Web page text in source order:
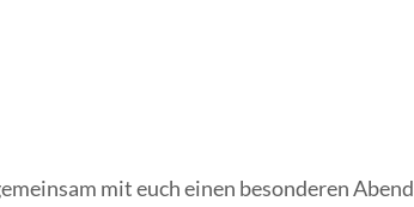
mit euch einen besonderen Abend